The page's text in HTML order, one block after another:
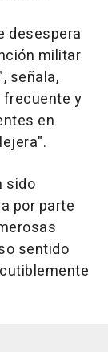
desespera
militar
señala,
frecuente y
en
sido
por parte
sentido